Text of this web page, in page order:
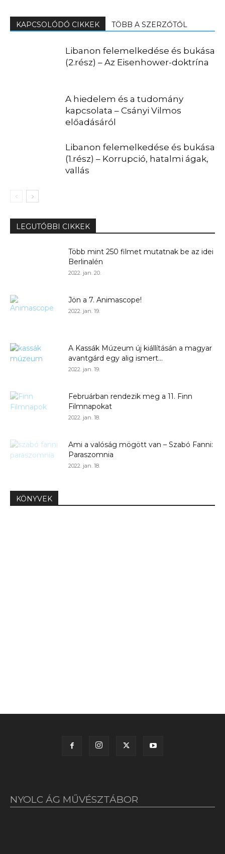
KAPCSOLÓDÓ CIKKEK TÖBB A SZERZŐTŐL
Libanon felemelkedése és bukása
(2.rész) – Az Eisenhower-doktrína
A hiedelem és a tudomány
kapcsolata – Csányi Vilmos
előadásáról
Libanon felemelkedése és bukása
(1.rész) – Korrupció, hatalmi ágak,
vallás
LEGUTÓBBI CIKKEK
Több mint 250 filmet mutatnak be az idei
Berlinalén
2022. jan. 20.
Jön a 7. Animascope!
2022. jan. 19.
A Kassák Múzeum új kiállításán a magyar
avantgárd egy alig ismert...
2022. jan. 19.
Februárban rendezik meg a 11. Finn
Filmnapokat
2022. jan. 18.
Ami a valóság mögött van – Szabó Fanni:
Paraszomnia
2022. jan. 18.
KÖNYVEK
NYOLC ÁG MŰVÉSZTÁBOR